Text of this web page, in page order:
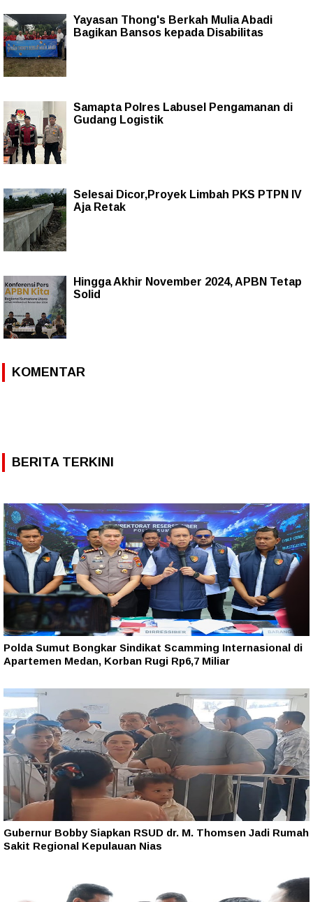
Yayasan Thong's Berkah Mulia Abadi
Bagikan Bansos kepada Disabilitas
Samapta Polres Labusel Pengamanan di
Gudang Logistik
Selesai Dicor,Proyek Limbah PKS PTPN IV
Aja Retak
Hingga Akhir November 2024, APBN Tetap
Solid
KOMENTAR
BERITA TERKINI
Polda Sumut Bongkar Sindikat Scamming Internasional di
Apartemen Medan, Korban Rugi Rp6,7 Miliar
Gubernur Bobby Siapkan RSUD dr. M. Thomsen Jadi Rumah
Sakit Regional Kepulauan Nias